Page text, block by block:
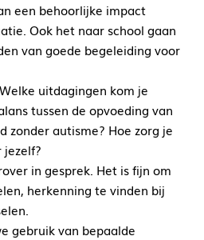
een behoorlijke impact
Ook het naar school gaan
van goede begeleiding voor
uitdagingen kom je
tussen de opvoeding van
zonder autisme? Hoe zorg je
in gesprek. Het is fijn om
herkenning te vinden bij
gebruik van bepaalde